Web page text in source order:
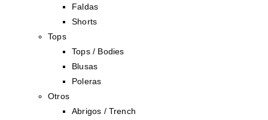
Faldas
Shorts
Tops
Tops / Bodies
Blusas
Poleras
Otros
Abrigos / Trench